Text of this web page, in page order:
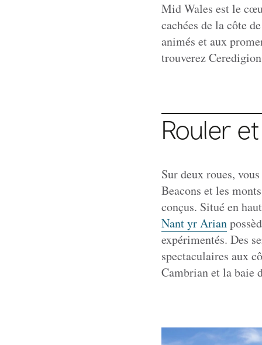
Mid Wales est le
cachées de la côte
animés et aux
trouverez
Rouler
Sur deux roues,
Beacons et les
conçus. Situé en
Nant yr Arian
expérimentés. Des
spectaculaires aux
Cambrian et la baie